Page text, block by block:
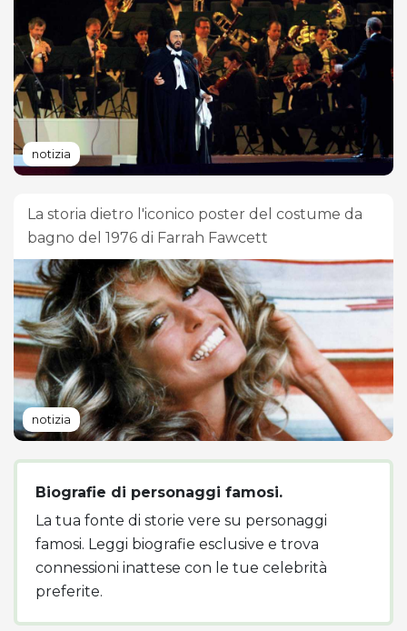
notizia
La storia dietro l'iconico poster del costume da
bagno del 1976 di Farrah Fawcett
notizia
Biografie di personaggi famosi.
La tua fonte di storie vere su personaggi
famosi. Leggi biografie esclusive e trova
connessioni inattese con le tue celebrità
preferite.